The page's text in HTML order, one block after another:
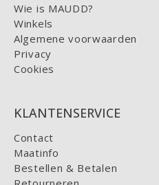
Wie is MAUDD?
Winkels
Algemene voorwaarden
Privacy
Cookies
KLANTENSERVICE
Contact
Maatinfo
Bestellen & Betalen